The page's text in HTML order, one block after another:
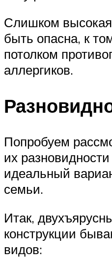
Слишком
быть опасна, к
потолком
аллергиков.
Попробуем
их
идеальный
семьи.
Итак,
конструкции
видов: